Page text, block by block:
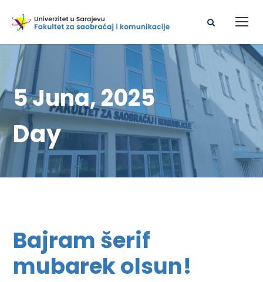
5 Juna, 2025
Day
Bajram šerif
mubarek olsun!